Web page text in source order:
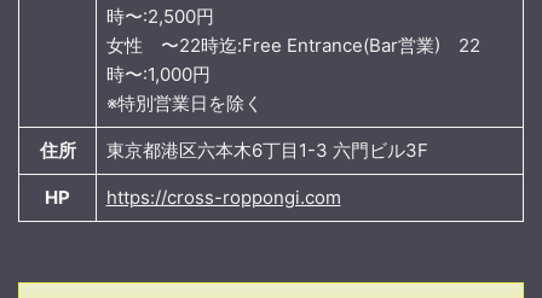
時〜:2,500円
女性 〜22時迄:Free Entrance(Bar営業) 22
時〜:1,000円
※特別営業日を除く
住所 東京都港区六本木6丁目1-3 六門ビル3F
HP https://cross-roppongi.com